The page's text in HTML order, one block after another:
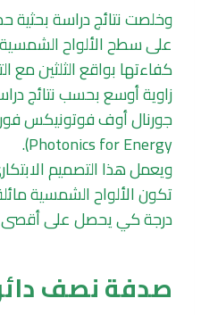
وخلصت نتائج دراسة بحثية
على سطح الألواح
كفاءتها بواقع الثلثين
زاوية أوسع بحسب نتائج
Photonics for Energy).
ويعمل هذا التصميم
درجة كي يحصل على أقصى
صدفة نصف